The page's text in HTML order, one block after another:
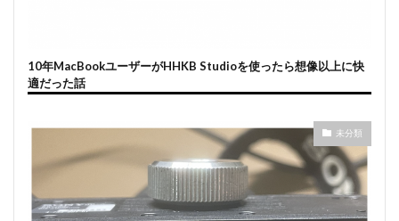
10年MacBookユーザーがHHKB Studioを使ったら想像以上に快
適だった話
未分類